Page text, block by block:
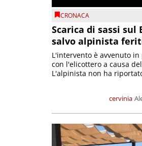
CRONACA
Scarica di sassi
salvo alpinista
cervinia
L'intervento è avvenuto
con l'elicottero a causa
L'alpinista non ha